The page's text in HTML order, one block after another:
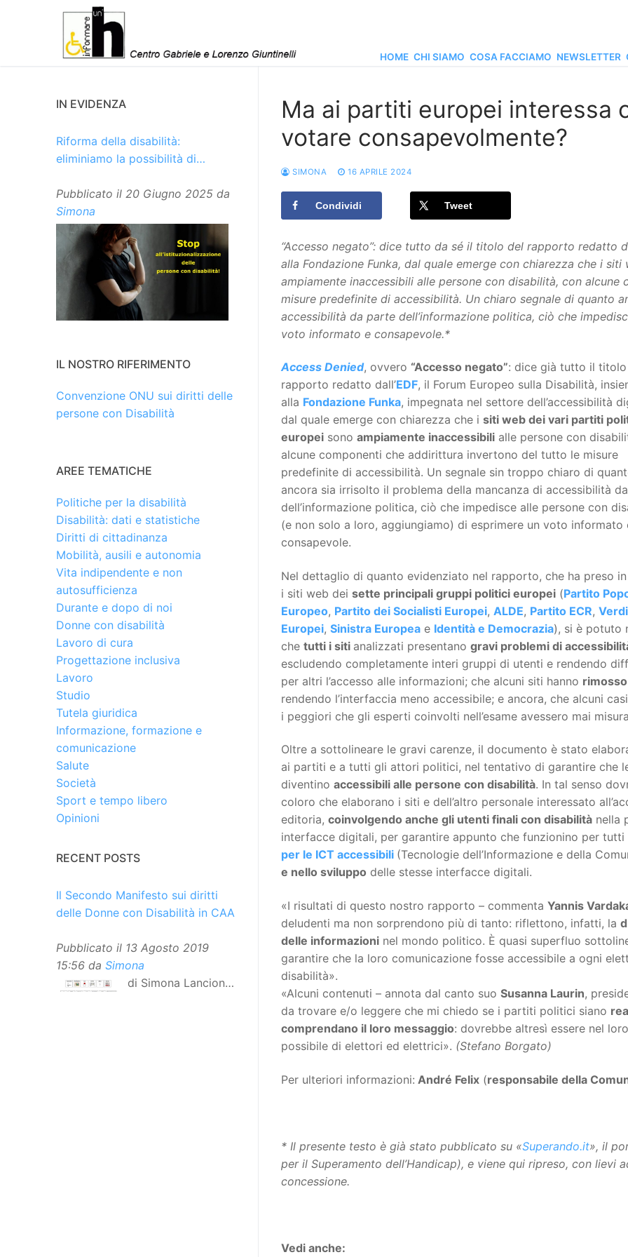
HOME CHI SIAMO COSA FACCIAMO NEWSLETTER
Ma ai partiti europei interessa
votare consapevolmente?
SIMONA 16 APRILE 2024
Condividi Tweet
“Accesso negato”: dice tutto da sé il titolo del rapporto redatto
alla Fondazione Funka, dal quale emerge con chiarezza che i
ampiamente inaccessibili alle persone con disabilità, con
misure predefinite di accessibilità. Un chiaro segnale di quanto
accessibilità da parte dell’informazione politica, ciò che
voto informato e consapevole.*
Access Denied, ovvero “Accesso negato”: dice già tutto il
rapporto redatto dall’EDF, il Forum Europeo sulla Disabilità,
alla Fondazione Funka, impegnata nel settore dell’accessibilità
dal quale emerge con chiarezza che i siti web dei vari partiti
europei sono ampiamente inaccessibili alle persone con
alcune componenti che addirittura invertono del tutto le misure
predefinite di accessibilità. Un segnale sin troppo chiaro di
ancora sia irrisolto il problema della mancanza di accessibilità
dell’informazione politica, ciò che impedisce alle persone con
(e non solo a loro, aggiungiamo) di esprimere un voto informato
consapevole.
Nel dettaglio di quanto evidenziato nel rapporto, che ha preso in
i siti web dei sette principali gruppi politici europei (Partito
Europeo, Partito dei Socialisti Europei, ALDE, Partito ECR, Verdi
Europei, Sinistra Europea e Identità e Democrazia), si è potuto
che tutti i siti analizzati presentano gravi problemi di
escludendo completamente interi gruppi di utenti e rendendo
per altri l’accesso alle informazioni; che alcuni siti hanno
rendendo l’interfaccia meno accessibile; e ancora, che alcuni
i peggiori che gli esperti coinvolti nell’esame avessero mai
Oltre a sottolineare le gravi carenze, il documento è stato
ai partiti e a tutti gli attori politici, nel tentativo di garantire che
diventino accessibili alle persone con disabilità. In tal senso
coloro che elaborano i siti e dell’altro personale interessato
editoria, coinvolgendo anche gli utenti finali con disabilità nella
interfacce digitali, per garantire appunto che funzionino per
per le ICT accessibili (Tecnologie dell’Informazione e della
e nello sviluppo delle stesse interfacce digitali.
«I risultati di questo nostro rapporto – commenta Yannis
deludenti ma non sorprendono più di tanto: riflettono, infatti, la
delle informazioni nel mondo politico. È quasi superfluo
garantire che la loro comunicazione fosse accessibile a ogni
disabilità».
«Alcuni contenuti – annota dal canto suo Susanna Laurin,
da trovare e/o leggere che mi chiedo se i partiti politici siano
comprendano il loro messaggio: dovrebbe altresì essere nel
possibile di elettori ed elettrici». (Stefano Borgato)
Per ulteriori informazioni: André Felix (responsabile della
* Il presente testo è già stato pubblicato su «Superando.it», il
per il Superamento dell’Handicap), e viene qui ripreso, con
concessione.
Vedi anche:
IN EVIDENZA
Riforma della disabilità:
eliminiamo la possibilità di
Pubblicato il 20 Giugno 2025 da
Simona
IL NOSTRO RIFERIMENTO
Convenzione ONU sui diritti delle
persone con Disabilità
AREE TEMATICHE
Politiche per la disabilità
Disabilità: dati e statistiche
Diritti di cittadinanza
Mobilità, ausili e autonomia
Vita indipendente e non
autosufficienza
Durante e dopo di noi
Donne con disabilità
Lavoro di cura
Progettazione inclusiva
Lavoro
Studio
Tutela giuridica
Informazione, formazione e
comunicazione
Salute
Società
Sport e tempo libero
Opinioni
RECENT POSTS
Il Secondo Manifesto sui diritti
delle Donne con Disabilità in CAA
Pubblicato il 13 Agosto 2019
15:56 da Simona
di Simona Lancioni,